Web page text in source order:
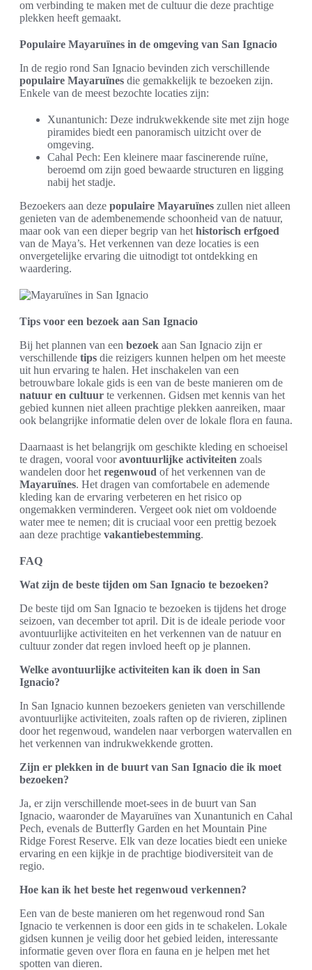
om verbinding te maken met de cultuur die deze prachtige
plekken heeft gemaakt.
Populaire Mayaruïnes in de omgeving van San Ignacio
In de regio rond San Ignacio bevinden zich verschillende
populaire Mayaruïnes die gemakkelijk te bezoeken zijn.
Enkele van de meest bezochte locaties zijn:
Xunantunich: Deze indrukwekkende site met zijn hoge
piramides biedt een panoramisch uitzicht over de
omgeving.
Cahal Pech: Een kleinere maar fascinerende ruïne,
beroemd om zijn goed bewaarde structuren en ligging
nabij het stadje.
Bezoekers aan deze populaire Mayaruïnes zullen niet alleen
genieten van de adembenemende schoonheid van de natuur,
maar ook van een dieper begrip van het historisch erfgoed
van de Maya’s. Het verkennen van deze locaties is een
onvergetelijke ervaring die uitnodigt tot ontdekking en
waardering.
Tips voor een bezoek aan San Ignacio
Bij het plannen van een bezoek aan San Ignacio zijn er
verschillende tips die reizigers kunnen helpen om het meeste
uit hun ervaring te halen. Het inschakelen van een
betrouwbare lokale gids is een van de beste manieren om de
natuur en cultuur te verkennen. Gidsen met kennis van het
gebied kunnen niet alleen prachtige plekken aanreiken, maar
ook belangrijke informatie delen over de lokale flora en fauna.
Daarnaast is het belangrijk om geschikte kleding en schoeisel
te dragen, vooral vooravontuurlijke activiteiten zoals
wandelen door het regenwoud of het verkennen van de
Mayaruïnes. Het dragen van comfortabele en ademende
kleding kan de ervaring verbeteren en het risico op
ongemakken verminderen. Vergeet ook niet om voldoende
water mee te nemen; dit is cruciaal voor een prettig bezoek
aan deze prachtige vakantiebestemming.
FAQ
Wat zijn de beste tijden om San Ignacio te bezoeken?
De beste tijd om San Ignacio te bezoeken is tijdens het droge
seizoen, van december tot april. Dit is de ideale periode voor
avontuurlijke activiteiten en het verkennen van de natuur en
cultuur zonder dat regen invloed heeft op je plannen.
Welke avontuurlijke activiteiten kan ik doen in San
Ignacio?
In San Ignacio kunnen bezoekers genieten van verschillende
avontuurlijke activiteiten, zoals raften op de rivieren, ziplinen
door het regenwoud, wandelen naar verborgen watervallen en
het verkennen van indrukwekkende grotten.
Zijn er plekken in de buurt van San Ignacio die ik moet
bezoeken?
Ja, er zijn verschillende moet-sees in de buurt van San
Ignacio, waaronder de Mayaruïnes van Xunantunich en Cahal
Pech, evenals de Butterfly Garden en het Mountain Pine
Ridge Forest Reserve. Elk van deze locaties biedt een unieke
ervaring en een kijkje in de prachtige biodiversiteit van de
regio.
Hoe kan ik het beste het regenwoud verkennen?
Een van de beste manieren om het regenwoud rond San
Ignacio te verkennen is door een gids in te schakelen. Lokale
gidsen kunnen je veilig door het gebied leiden, interessante
informatie geven over flora en fauna en je helpen met het
spotten van dieren.